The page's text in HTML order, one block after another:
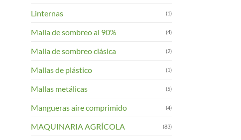
Linternas (1)
Malla de sombreo al 90% (4)
Malla de sombreo clásica (2)
Mallas de plástico (1)
Mallas metálicas (5)
Mangueras aire comprimido (4)
MAQUINARIA AGRÍCOLA (83)